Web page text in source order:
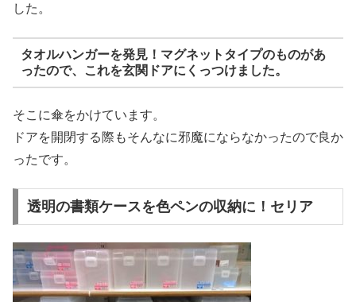
した。
タオルハンガーを発見！マグネットタイプのものがあ
ったので、これを玄関ドアにくっつけました。
そこに傘をかけています。
ドアを開閉する際もそんなに邪魔にならなかったので良か
ったです。
透明の書類ケースを色ペンの収納に！セリア